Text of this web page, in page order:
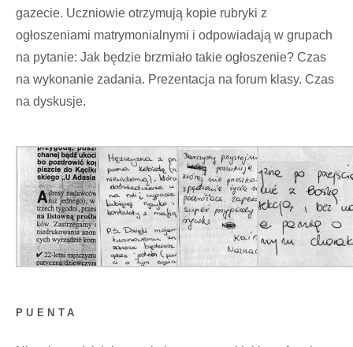
gazecie. Uczniowie otrzymują kopie rubryki z
ogłoszeniami matrymonialnymi i odpowiadają w grupach
na pytanie: Jak będzie brzmiało takie ogłoszenie? Czas
na wykonanie zadania. Prezentacja na forum klasy. Czas
na dyskusje.
PUENTA